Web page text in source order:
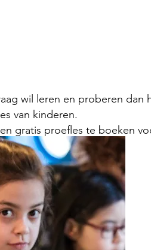
wil leren en proberen dan
van kinderen.​​
gratis proefles te boeken